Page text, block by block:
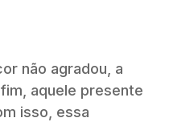
não agradou, a
aquele presente
isso, essa